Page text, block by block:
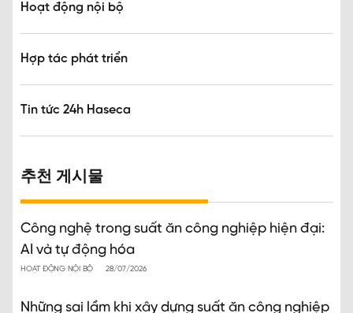
Hoạt động nội bộ
Hợp tác phát triển
Tin tức 24h Haseca
추천 게시물
Công nghệ trong suất ăn công nghiệp hiện đại:
AI và tự động hóa
HOẠT ĐỘNG NỘI BỘ 28/07/2026
Những sai lầm khi xây dựng suất ăn công nghiệp